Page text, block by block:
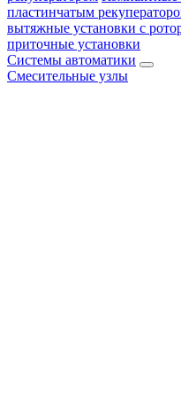
пластинчатым
вытяжные установки с
приточные установки
Системы автоматики
Смесительные узлы